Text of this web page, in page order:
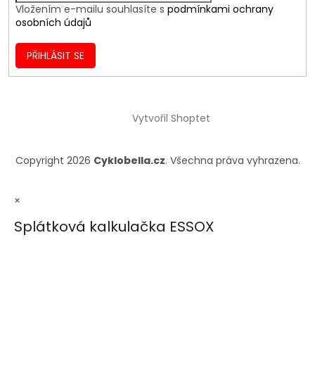
Vložením e-mailu souhlasíte s podmínkami ochrany
osobních údajů
PŘIHLÁSIT SE
Vytvořil Shoptet
Copyright 2026 Cyklobella.cz. Všechna práva vyhrazena.
×
Splátková kalkulačka ESSOX